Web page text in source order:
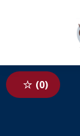
Tovább a
0